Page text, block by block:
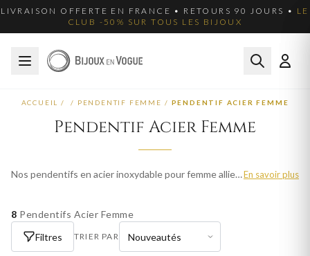
LIVRAISON OFFERTE EN FRANCE • RETOURS 90 JOURS • LE
CLUB -50% SUR TOUS LES BIJOUX
ACCUEIL / / PENDENTIF FEMME / PENDENTIF ACIER FEMME
Pendentif Acier Femme
Nos pendentifs en acier inoxydable pour femme allient robustesse et élégance. L'acier ne ternit pas et résiste au quotidien, pour un bijou durable et facile à porter en toutes circonstances.En savoir plus
8 Pendentifs Acier Femme
Filtres
TRIER PAR